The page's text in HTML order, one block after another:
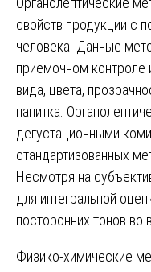
свойств продукции с
человека. Данные
приемочном контроле
вида, цвета,
напитка.
дегустационными
стандартизованных
Несмотря на
для интегральной
посторонних тонов во
Физико-химические